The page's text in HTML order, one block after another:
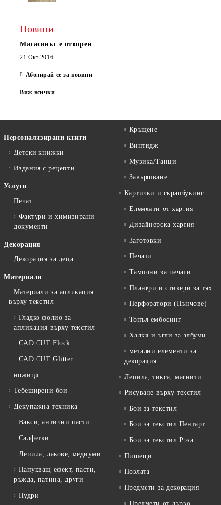
Новини
Магазинът е отворен
21 Окт 2016
Абонирай се за новини
Виж всички
Персонализирани книги
Детски книжки
Издания с рецепти
Услуги
Печат
Фактури и химизирани
документи
Декорация
Декорация за деца
Материали
Материали за апликация
върху текстил
Гладко фолио за
апликация върху текстил
CAD CUT Flock
CAD CUT Glitter
ножици
Тебеширени бои
Декупажна техника
Вакси, антични пасти
Салфетки
Лепила, лакове, медиуми
Напукващ ефект, пасти,
ръжда, патина, други
Пудри
Кръщене
Винтидж
Музика/Танци
Завършване
Картички и скрапбукинг
Елементи от хартия
Дизайнерска хартия
Заготовки
Печати
Тампони за печати
Планери и стикери за тях
Перфоратори (Пънчове)
Топъл ембосинг
Халки и ъгли за албуми
метални елементи за
декорация
Лепила, тикса, магнити
Рисуване върху текстил
Бои за текстил
Бои за текстил Пентарт
Бои за текстил Роза
Пишещи
Позлата
Предмети за декорация
Предмети от дърво